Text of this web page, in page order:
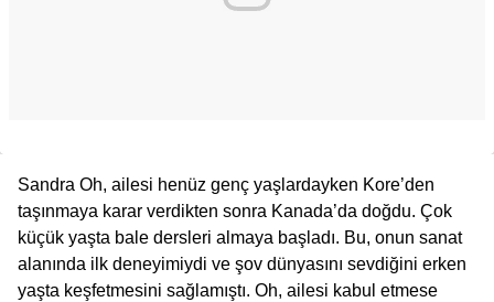
Sandra Oh, ailesi henüz genç yaşlardayken Kore’den
taşınmaya karar verdikten sonra Kanada’da doğdu. Çok
küçük yaşta bale dersleri almaya başladı. Bu, onun sanat
alanında ilk deneyimiydi ve şov dünyasını sevdiğini erken
yaşta keşfetmesini sağlamıştı. Oh, ailesi kabul etmese